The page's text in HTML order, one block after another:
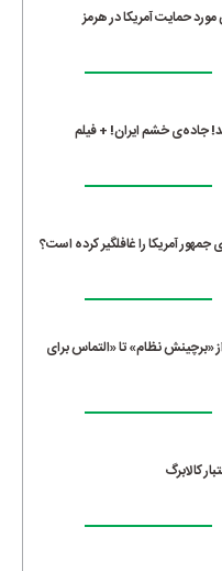
حمایت آمریکا در هرمز
جاده‌ی خشم ایران! + فیلم
جمهور آمریکا را غافلگیر کرده است؟
«برچینش نظام» تا «التماس برای
کالابرگ